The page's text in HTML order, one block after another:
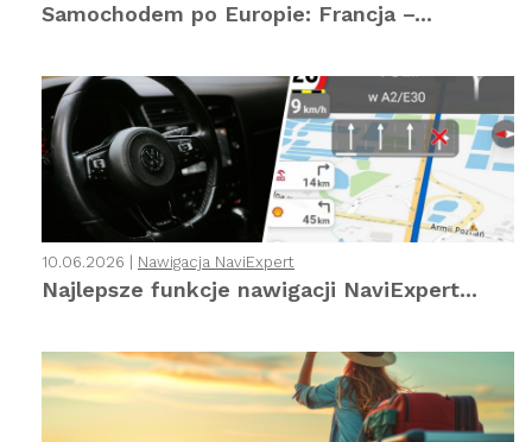
Samochodem po Europie: Francja –...
10.06.2026 | Nawigacja NaviExpert
Najlepsze funkcje nawigacji NaviExpert...